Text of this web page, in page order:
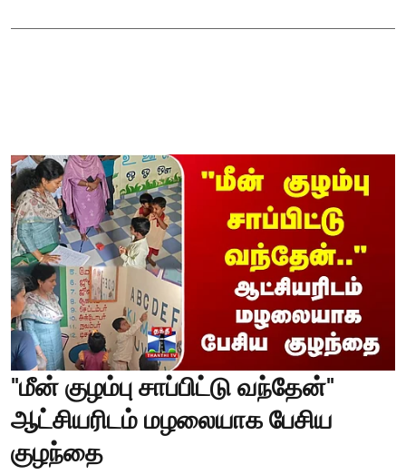
"மீன் குழம்பு சாப்பிட்டு வந்தேன்"
ஆட்சியரிடம் மழலையாக பேசிய
குழந்தை